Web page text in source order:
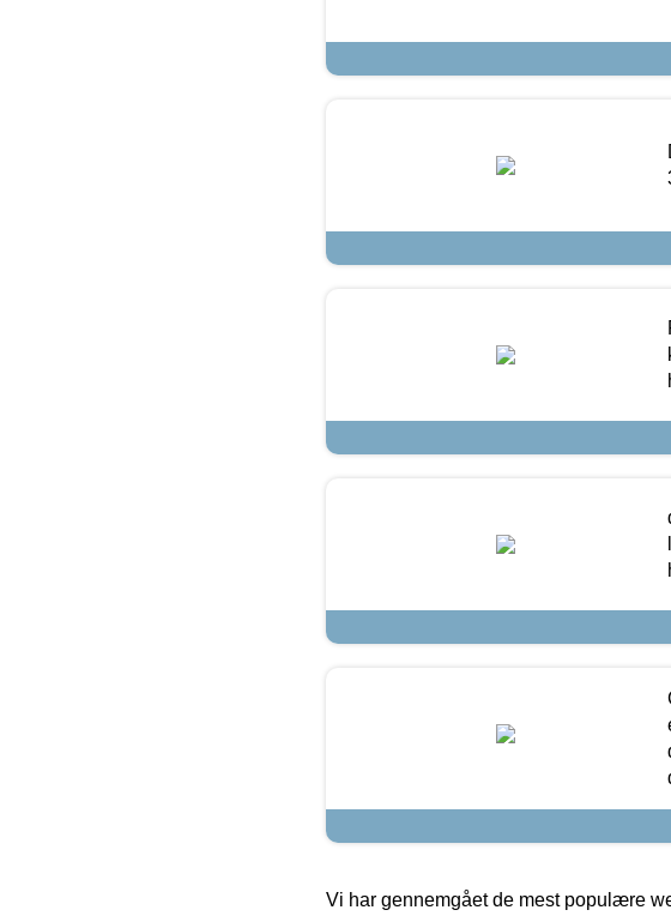
Vi har gennemgået de mest populære